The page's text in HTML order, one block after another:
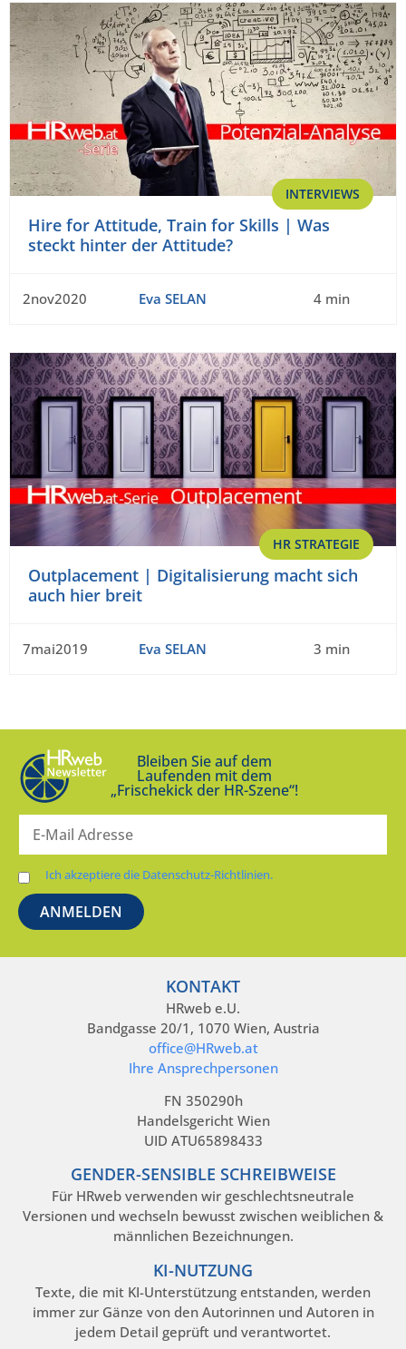
INTERVIEWS
Hire for Attitude, Train for Skills | Was
steckt hinter der Attitude?
2nov2020 Eva SELAN 4 min
HR STRATEGIE
Outplacement | Digitalisierung macht sich
auch hier breit
7mai2019 Eva SELAN 3 min
Bleiben Sie auf dem
Laufenden mit dem
„Frischekick der HR-Szene“!
Ich akzeptiere die Datenschutz-Richtlinien.
KONTAKT
HRweb e.U.
Bandgasse 20/1, 1070 Wien, Austria
office@HRweb.at
Ihre Ansprechpersonen
FN 350290h
Handelsgericht Wien
UID ATU65898433
GENDER-SENSIBLE SCHREIBWEISE
Für HRweb verwenden wir geschlechtsneutrale
Versionen und wechseln bewusst zwischen weiblichen &
männlichen Bezeichnungen.
KI-NUTZUNG
Texte, die mit KI-Unterstützung entstanden, werden
immer zur Gänze von den Autorinnen und Autoren in
jedem Detail geprüft und verantwortet.